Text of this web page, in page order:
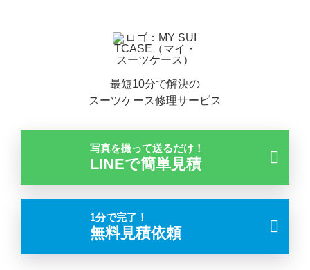
最短10分で解決の
スーツケース修理サービス
写真を撮って送るだけ！
LINEで簡単見積
1分で完了！
無料見積依頼